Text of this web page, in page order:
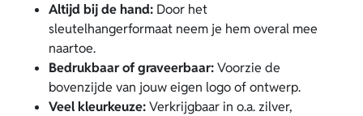
Altijd bij de hand: Door het
sleutelhangerformaat neem je hem overal mee
naartoe.
Bedrukbaar of graveerbaar:Voorzie de
bovenzijde van jouw eigen logo of ontwerp.
Veel kleurkeuze:Verkrijgbaar in o.a. zilver,